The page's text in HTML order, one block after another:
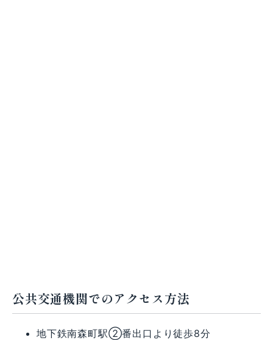
公共交通機関でのアクセス方法
地下鉄南森町駅②番出口より徒歩8分